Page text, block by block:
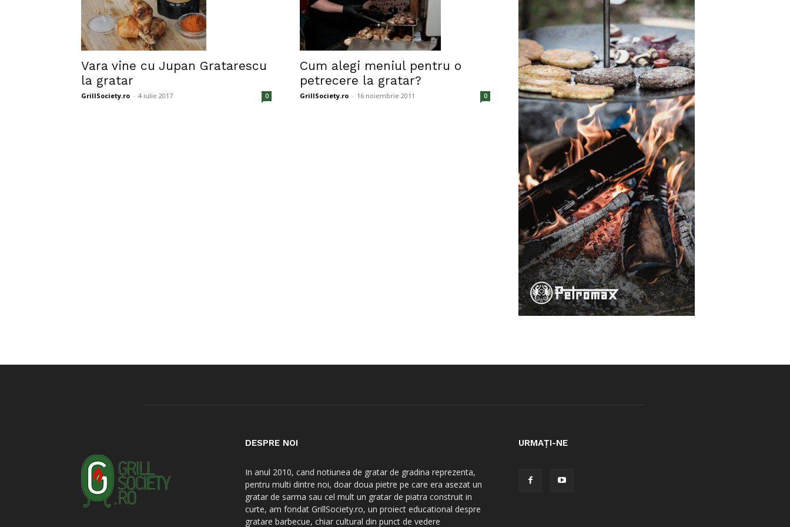
Vara vine cu Jupan Gratarescu
la gratar
GrillSociety.ro - 4 iulie 2017 0
Cum alegi meniul pentru o
petrecere la gratar?
GrillSociety.ro - 16 noiembrie 2011 0
DESPRE NOI
In anul 2010, cand notiunea de gratar de gradina reprezenta,
pentru multi dintre noi, doar doua pietre pe care era asezat un
gratar de sarma sau cel mult un gratar de piatra construit in
curte, am fondat GrillSociety.ro, un proiect educational despre
gratare barbecue, chiar cultural din punct de vedere
URMAȚI-NE